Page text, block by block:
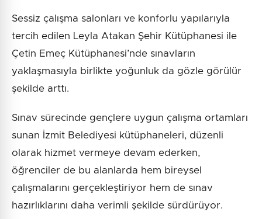
Sessiz çalışma salonları ve konforlu yapılarıyla
tercih edilen Leyla Atakan Şehir Kütüphanesi ile
Çetin Emeç Kütüphanesi’nde sınavların
yaklaşmasıyla birlikte yoğunluk da gözle görülür
şekilde arttı.
Sınav sürecinde gençlere uygun çalışma ortamları
sunan İzmit Belediyesi kütüphaneleri, düzenli
olarak hizmet vermeye devam ederken,
öğrenciler de bu alanlarda hem bireysel
çalışmalarını gerçekleştiriyor hem de sınav
hazırlıklarını daha verimli şekilde sürdürüyor.